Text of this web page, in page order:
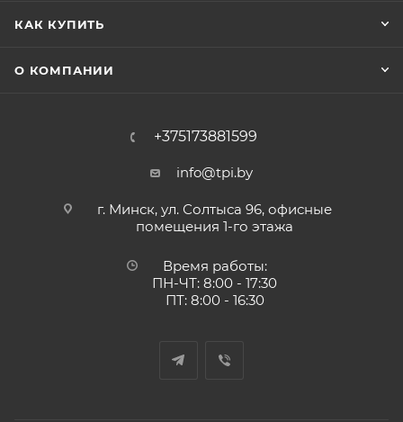
КАК КУПИТЬ
О КОМПАНИИ
+375173881599
info@tpi.by
г. Минск, ул. Солтыса 96, офисные
помещения 1-го этажа
Время работы:
ПН-ЧТ: 8:00 - 17:30
ПТ: 8:00 - 16:30